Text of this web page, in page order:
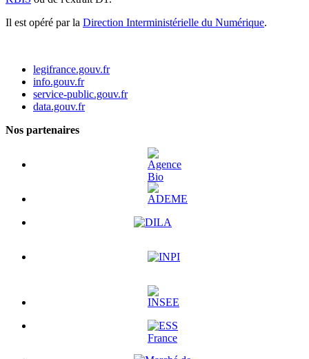
Il est opéré par la Direction Interministérielle du Numérique.
legifrance.gouv.fr
info.gouv.fr
service-public.gouv.fr
data.gouv.fr
Nos partenaires